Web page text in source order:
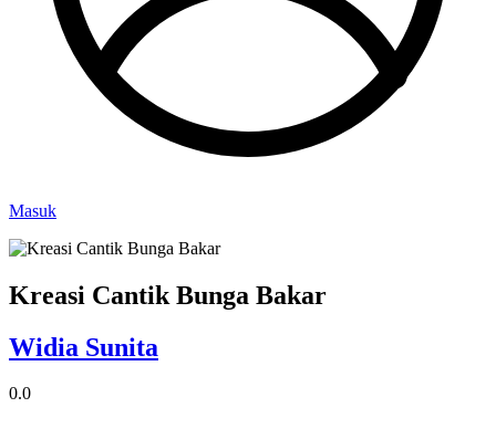
Masuk
Kreasi Cantik Bunga Bakar
Widia Sunita
0.0